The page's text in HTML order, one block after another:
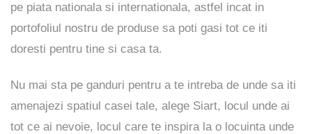
pe piata nationala si internationala, astfel incat in
portofoliul nostru de produse sa poti gasi tot ce iti
doresti pentru tine si casa ta.
Nu mai sta pe ganduri pentru a te intreba de unde sa iti
amenajezi spatiul casei tale, alege Siart, locul unde ai
tot ce ai nevoie, locul care te inspira la o locuinta unde